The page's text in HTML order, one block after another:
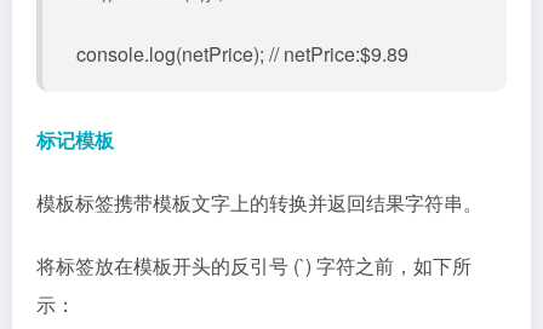
console.log(netPrice); // netPrice:$9.89
标记模板
模板标签携带模板文字上的转换并返回结果字符串。
将标签放在模板开头的反引号 (`) 字符之前，如下所
示：